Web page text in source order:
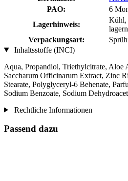
PAO:
6
Lagerhinweis:
Kühl,
lagern
Verpackungsart:
Inhaltsstoffe (INCI)
Aqua, Propandiol, Triethylcitrate, Aloe
Saccharum Officinarum Extract, Zinc
Stearate, Polyglyceryl-6 Behenate,
Sodium Benzoate, Sodium
Rechtliche Informationen
Passend dazu